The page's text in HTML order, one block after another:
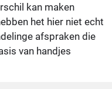
kan maken
het hier niet echt
afspraken die
van handjes